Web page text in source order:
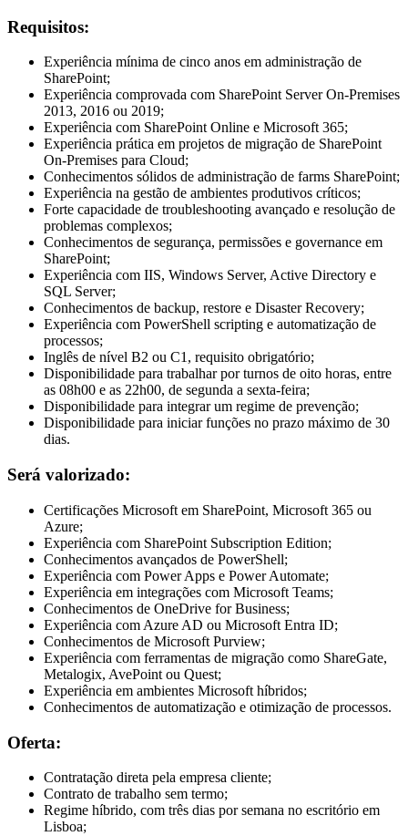
Requisitos:
Experiência mínima de cinco anos em administração de
SharePoint;
Experiência comprovada com SharePoint Server On-Premises
2013, 2016 ou 2019;
Experiência com SharePoint Online e Microsoft 365;
Experiência prática em projetos de migração de SharePoint
On-Premises para Cloud;
Conhecimentos sólidos de administração de farms SharePoint;
Experiência na gestão de ambientes produtivos críticos;
Forte capacidade de troubleshooting avançado e resolução de
problemas complexos;
Conhecimentos de segurança, permissões e governance em
SharePoint;
Experiência com IIS, Windows Server, Active Directory e
SQL Server;
Conhecimentos de backup, restore e Disaster Recovery;
Experiência com PowerShell scripting e automatização de
processos;
Inglês de nível B2 ou C1, requisito obrigatório;
Disponibilidade para trabalhar por turnos de oito horas, entre
as 08h00 e as 22h00, de segunda a sexta-feira;
Disponibilidade para integrar um regime de prevenção;
Disponibilidade para iniciar funções no prazo máximo de 30
dias.
Será valorizado:
Certificações Microsoft em SharePoint, Microsoft 365 ou
Azure;
Experiência com SharePoint Subscription Edition;
Conhecimentos avançados de PowerShell;
Experiência com Power Apps e Power Automate;
Experiência em integrações com Microsoft Teams;
Conhecimentos de OneDrive for Business;
Experiência com Azure AD ou Microsoft Entra ID;
Conhecimentos de Microsoft Purview;
Experiência com ferramentas de migração como ShareGate,
Metalogix, AvePoint ou Quest;
Experiência em ambientes Microsoft híbridos;
Conhecimentos de automatização e otimização de processos.
Oferta:
Contratação direta pela empresa cliente;
Contrato de trabalho sem termo;
Regime híbrido, com três dias por semana no escritório em
Lisboa;